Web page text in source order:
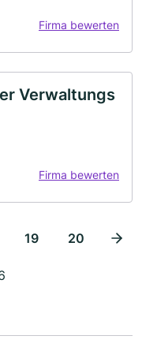
Firma bewerten
Verwaltungs
Firma bewerten
19 20